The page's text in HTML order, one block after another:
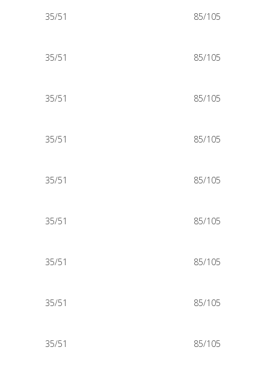
35/51 85/105
35/51 85/105
35/51 85/105
35/51 85/105
35/51 85/105
35/51 85/105
35/51 85/105
35/51 85/105
35/51 85/105